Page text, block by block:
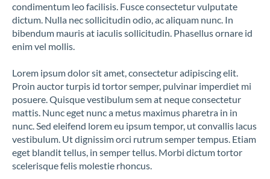
condimentum leo facilisis. Fusce consectetur vulputate
dictum. Nulla nec sollicitudin odio, ac aliquam nunc. In
bibendum mauris at iaculis sollicitudin. Phasellus ornare id
enim vel mollis.
Lorem ipsum dolor sit amet, consectetur adipiscing elit.
Proin auctor turpis id tortor semper, pulvinar imperdiet mi
posuere. Quisque vestibulum sem at neque consectetur
mattis. Nunc eget nunc a metus maximus pharetra in in
nunc. Sed eleifend lorem eu ipsum tempor, ut convallis lacus
vestibulum. Ut dignissim orci rutrum semper tempus. Etiam
eget blandit tellus, in semper tellus. Morbi dictum tortor
scelerisque felis molestie rhoncus.